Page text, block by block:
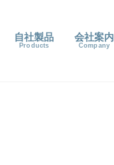
自社製品 会社案内